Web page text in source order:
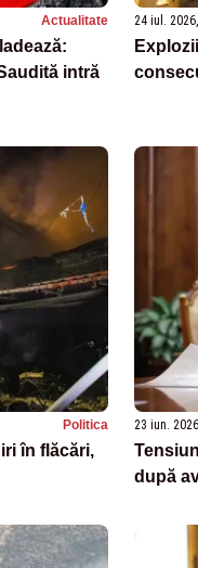
Actualitate
intră
24 iul.
Politica
în flăcări,
23 iun.
după